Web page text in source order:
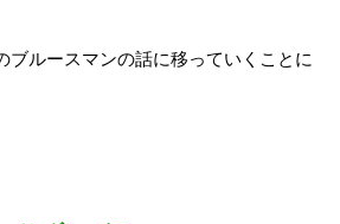
ブルースマンの話に移っていくことに